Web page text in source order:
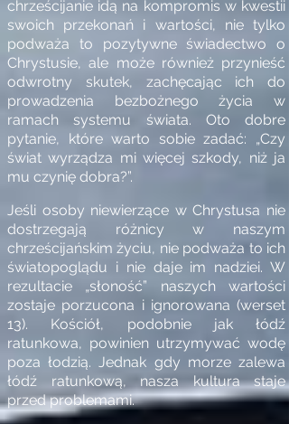
chrześcijanie idą na kompromis w kwestii
swoich przekonań i wartości, nie tylko
podważa to pozytywne świadectwo o
Chrystusie, ale może również przynieść
odwrotny skutek, zachęcając ich do
prowadzenia bezbożnego życia w
ramach systemu świata. Oto dobre
pytanie, które warto sobie zadać: „Czy
świat wyrządza mi więcej szkody, niż ja
mu czynię dobra?”.
Jeśli osoby niewierzące w Chrystusa nie
dostrzegają różnicy w naszym
chrześcijańskim życiu, nie podważa to ich
światopoglądu i nie daje im nadziei. W
rezultacie „słoność” naszych wartości
zostaje porzucona i ignorowana (werset
13). Kościół, podobnie jak łódź
ratunkowa, powinien utrzymywać wodę
poza łodzią. Jednak gdy morze zalewa
łódź ratunkową, nasza kultura staje
przed problemami.